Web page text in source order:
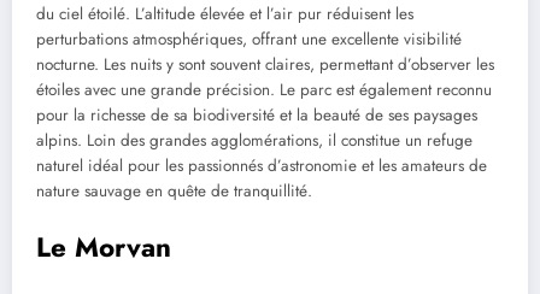
du ciel étoilé. L’altitude élevée et l’air pur réduisent les
perturbations atmosphériques, offrant une excellente visibilité
nocturne. Les nuits y sont souvent claires, permettant d’observer les
étoiles avec une grande précision. Le parc est également reconnu
pour la richesse de sa biodiversité et la beauté de ses paysages
alpins. Loin des grandes agglomérations, il constitue un refuge
naturel idéal pour les passionnés d’astronomie et les amateurs de
nature sauvage en quête de tranquillité.
Le Morvan